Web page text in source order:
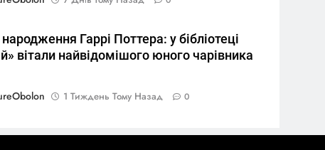
Гаррі Поттера: у бібліотеці
вітали найвідомішого юного чарівника
1 Тиждень Тому Назад 0